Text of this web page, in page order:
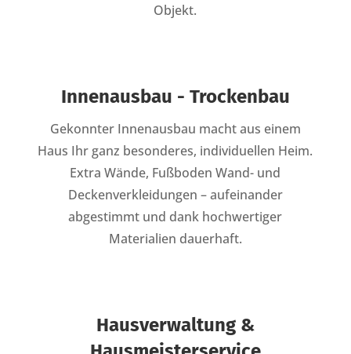
Objekt.
Innenausbau - Trockenbau
Gekonnter Innenausbau macht aus einem
Haus Ihr ganz besonderes, individuellen Heim.
Extra Wände, Fußboden Wand- und
Deckenverkleidungen – aufeinander
abgestimmt und dank hochwertiger
Materialien dauerhaft.
Hausverwaltung &